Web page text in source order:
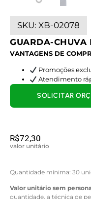
SKU: XB-02078
GUARDA-CHUVA
VANTAGENS DE
Promoções
Atendimento
R$72,30
valor unitário
Quantidade mínima: 30
Valor unitário sem
quantidade, a técnica de
SOLICITAR